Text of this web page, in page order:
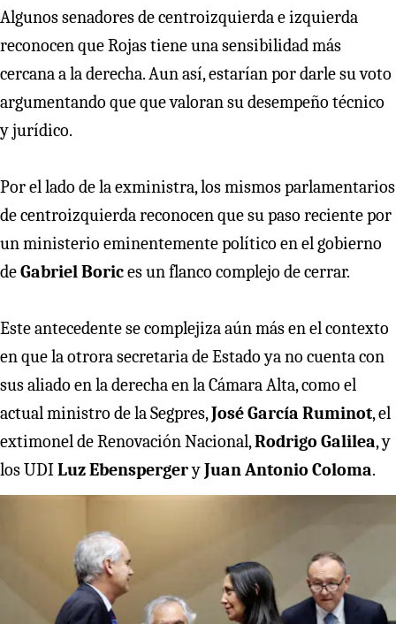
Algunos senadores de centroizquierda e izquierda
reconocen que Rojas tiene una sensibilidad más
cercana a la derecha. Aun así, estarían por darle su voto
argumentando que que valoran su desempeño técnico
y jurídico.
Por el lado de la exministra, los mismos parlamentarios
de centroizquierda reconocen que su paso reciente por
un ministerio eminentemente político en el gobierno
deGabriel Borices un flanco complejo de cerrar.
Este antecedente se complejiza aún más en el contexto
en que la otrora secretaria de Estado ya no cuenta con
sus aliado en la derecha en la Cámara Alta, como el
actual ministro de la Segpres,José García Ruminot, el
extimonel de Renovación Nacional,Rodrigo Galilea, y
los UDILuz EbenspergeryJuan Antonio Coloma.